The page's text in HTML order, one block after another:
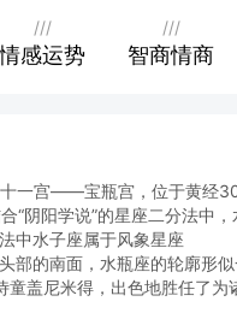
///
情感运势
///
智商情商
一宫——宝瓶宫，位于黄经
“阴阳学说”的星座二分法中
中水子座属于风象星座
部的南面，水瓶座的轮廓形
童盖尼米得，出色地胜任了